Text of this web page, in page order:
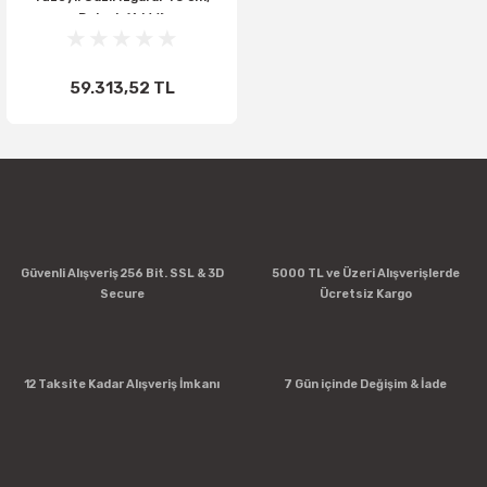
Dolaplı (6 kW)
59.313,52 TL
Güvenli Alışveriş 256 Bit. SSL & 3D
Secure
5000 TL ve Üzeri Alışverişlerde
Ücretsiz Kargo
12 Taksite Kadar Alışveriş İmkanı 7 Gün içinde Değişim & İade